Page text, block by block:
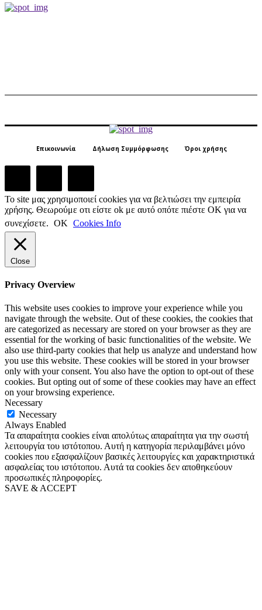
Επικοινωνία Δήλωση Συμμόρφωσης Όροι χρήσης
Το site μας χρησιμοποιεί cookies για να βελτιώσει την εμπειρία
χρήσης. Θεωρούμε οτι είστε ok με αυτό οπότε πιέστε ΟΚ για να
συνεχίσετε. ΟΚ Cookies Info
Close
Privacy Overview
This website uses cookies to improve your experience while you
navigate through the website. Out of these cookies, the cookies that
are categorized as necessary are stored on your browser as they are
essential for the working of basic functionalities of the website. We
also use third-party cookies that help us analyze and understand how
you use this website. These cookies will be stored in your browser
only with your consent. You also have the option to opt-out of these
cookies. But opting out of some of these cookies may have an effect
on your browsing experience.
Necessary
Necessary
Always Enabled
Τα απαραίτητα cookies είναι απολύτως απαραίτητα για την σωστή
λειτουργία του ιστότοπου. Αυτή η κατηγορία περιλαμβάνει μόνο
cookies που εξασφαλίζουν βασικές λειτουργίες και χαρακτηριστικά
ασφαλείας του ιστότοπου. Αυτά τα cookies δεν αποθηκεύουν
προσωπικές πληροφορίες.
SAVE & ACCEPT